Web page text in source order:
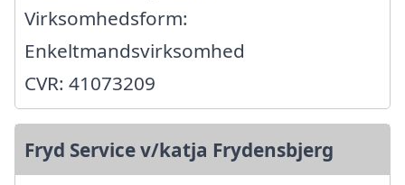
Virksomhedsform:
Enkeltmandsvirksomhed
CVR: 41073209
Fryd Service v/katja Frydensbjerg